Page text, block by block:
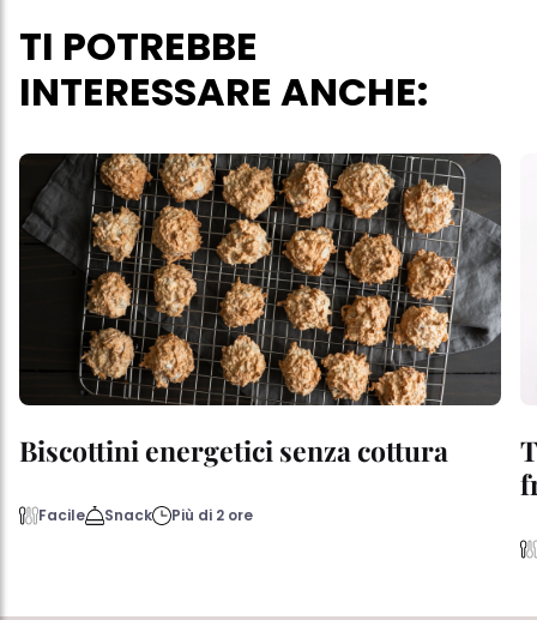
TI POTREBBE
INTERESSARE ANCHE:
Biscottini energetici senza cottura
Facile Snack Più di 2 ore